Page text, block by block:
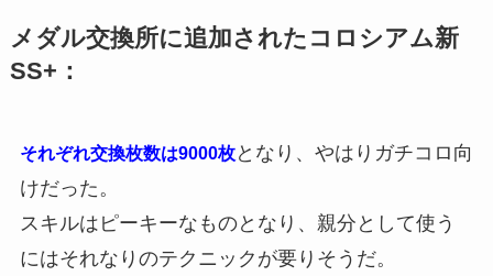
メダル交換所に追加されたコロシアム新
SS+：
それぞれ交換枚数は9000枚となり、やはりガチコロ向
けだった。
スキルはピーキーなものとなり、親分として使う
にはそれなりのテクニックが要りそうだ。